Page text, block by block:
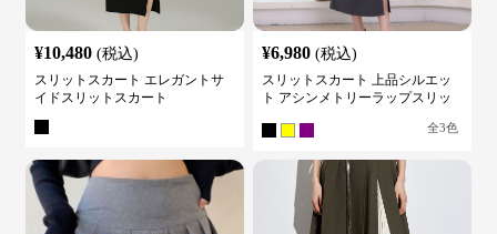
¥10,480 (税込)
スリットスカート エレガントサ
イドスリットスカート
¥6,980 (税込)
スリットスカート 上品シルエッ
ト アシンメトリーラップスリッ
全3色